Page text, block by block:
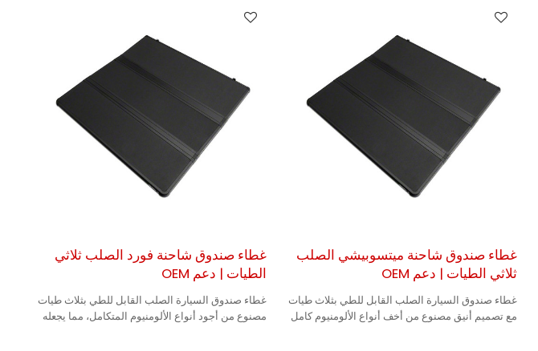
غطاء صندوق شاحنة ميتسوبيشي الصلب
ثلاثي الطيات | دعم OEM
غطاء صندوق السيارة الصلب القابل للطي بثلاث طيات
مع تصميم أنيق مصنوع من أخف أنواع الألومنيوم كامل
غطاء صندوق شاحنة فورد الصلب ثلاثي
الطيات | دعم OEM
غطاء صندوق السيارة الصلب القابل للطي بثلاث طيات
مصنوع من أجود أنواع الألومنيوم المتكامل، مما يجعله